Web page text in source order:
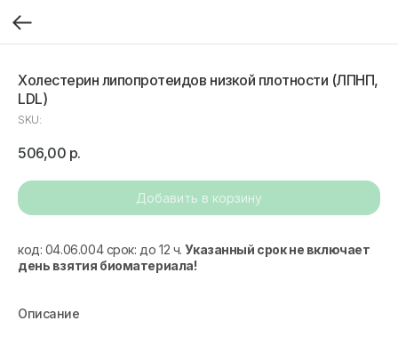
Холестерин липопротеидов низкой плотности (ЛПНП,
LDL)
SKU:
506,00 р.
Добавить в корзину
код: 04.06.004 срок: до 12 ч.Указанный срок не включает
день взятия биоматериала!
Описание